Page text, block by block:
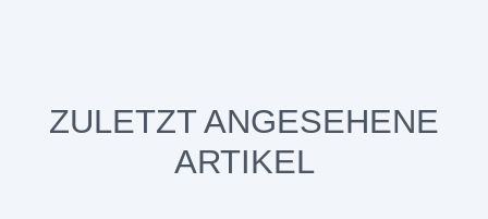
ZULETZT ANGESEHENE
ARTIKEL